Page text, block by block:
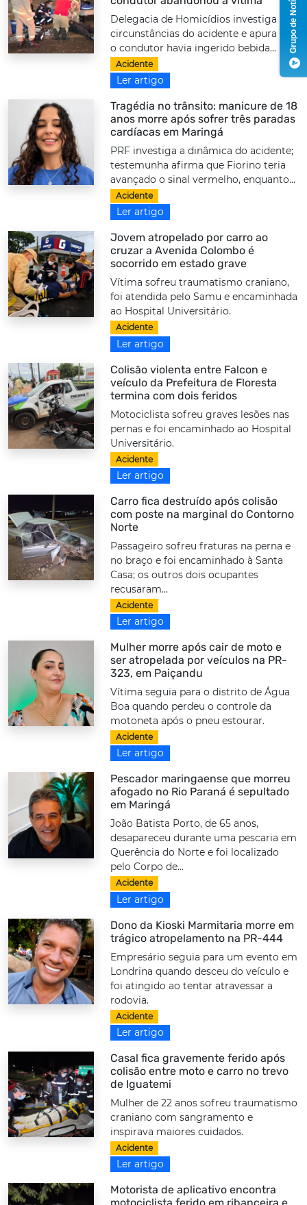
Delegacia de Homicídios investiga as
circunstâncias do acidente e apura se
o condutor havia ingerido bebida...
Acidente
Ler artigo
Tragédia no trânsito: manicure de 18
anos morre após sofrer três paradas
cardíacas em Maringá
PRF investiga a dinâmica do acidente;
testemunha afirma que Fiorino teria
avançado o sinal vermelho, enquanto...
Acidente
Ler artigo
Jovem atropelado por carro ao
cruzar a Avenida Colombo é
socorrido em estado grave
Vítima sofreu traumatismo craniano,
foi atendida pelo Samu e encaminhada
ao Hospital Universitário.
Acidente
Ler artigo
Colisão violenta entre Falcon e
veículo da Prefeitura de Floresta
termina com dois feridos
Motociclista sofreu graves lesões nas
pernas e foi encaminhado ao Hospital
Universitário.
Acidente
Ler artigo
Carro fica destruído após colisão
com poste na marginal do Contorno
Norte
Passageiro sofreu fraturas na perna e
no braço e foi encaminhado à Santa
Casa; os outros dois ocupantes
recusaram...
Acidente
Ler artigo
Mulher morre após cair de moto e
ser atropelada por veículos na PR-
323, em Paiçandu
Vítima seguia para o distrito de Água
Boa quando perdeu o controle da
motoneta após o pneu estourar.
Acidente
Ler artigo
Pescador maringaense que morreu
afogado no Rio Paraná é sepultado
em Maringá
João Batista Porto, de 65 anos,
desapareceu durante uma pescaria em
Querência do Norte e foi localizado
pelo Corpo de...
Acidente
Ler artigo
Dono da Kioski Marmitaria morre em
trágico atropelamento na PR-444
Empresário seguia para um evento em
Londrina quando desceu do veículo e
foi atingido ao tentar atravessar a
rodovia.
Acidente
Ler artigo
Casal fica gravemente ferido após
colisão entre moto e carro no trevo
de Iguatemi
Mulher de 22 anos sofreu traumatismo
craniano com sangramento e
inspirava maiores cuidados.
Acidente
Ler artigo
Motorista de aplicativo encontra
Grupo de Notícias